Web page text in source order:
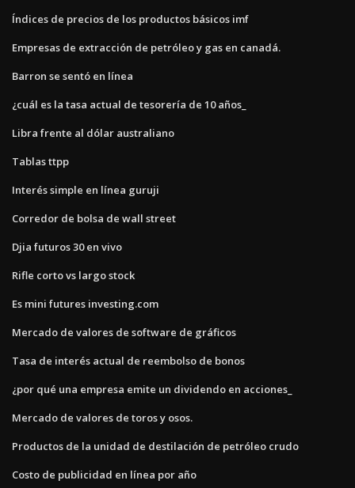
Índices de precios de los productos básicos imf
Empresas de extracción de petróleo y gas en canadá.
Barron se sentó en línea
¿cuál es la tasa actual de tesorería de 10 años_
Libra frente al dólar australiano
Tablas ttpp
Interés simple en línea guruji
Corredor de bolsa de wall street
Djia futuros 30 en vivo
Rifle corto vs largo stock
Es mini futures investing.com
Mercado de valores de software de gráficos
Tasa de interés actual de reembolso de bonos
¿por qué una empresa emite un dividendo en acciones_
Mercado de valores de toros y osos.
Productos de la unidad de destilación de petróleo crudo
Costo de publicidad en línea por año